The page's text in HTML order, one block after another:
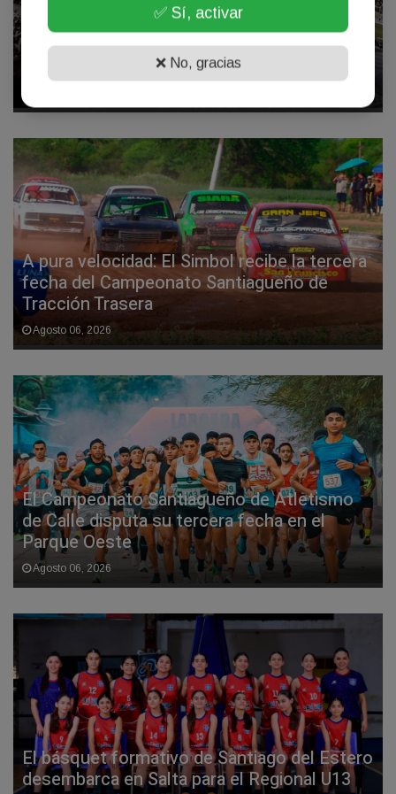
Central Córdoba solucionó su situación
impositiva ante FIFA y ya puede utilizar a
A pura velocidad: El Simbol recibe la tercera
fecha del Campeonato Santiagueño de
Tracción Trasera
Agosto 06, 2026
El Campeonato Santiagueño de Atletismo
de Calle disputa su tercera fecha en el
Parque Oeste
Agosto 06, 2026
El básquet formativo de Santiago del Estero
desembarca en Salta para el Regional U13
✅ Sí, activar
❌ No, gracias